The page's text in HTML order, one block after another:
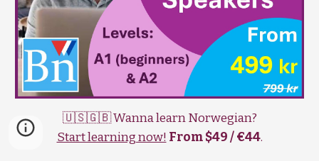
🇺🇸🇬🇧 Wanna learn Norwegian?
Start learning now! From $49 / €44.